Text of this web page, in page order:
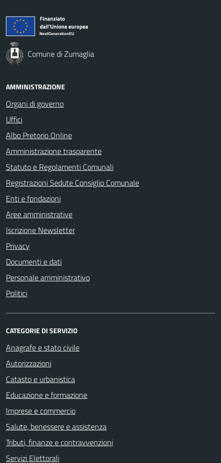
Comune di Zumaglia
AMMINISTRAZIONE
Organi di governo
Uffici
Albo Pretorio Online
Amministrazione trasparente
Statuto e Regolamenti Comunali
Registrazioni Sedute Consiglio Comunale
Enti e fondazioni
Aree amministrative
Iscrizione Newsletter
Privacy
Documenti e dati
Personale amministrativo
Politici
CATEGORIE DI SERVIZIO
Anagrafe e stato civile
Autorizzazioni
Catasto e urbanistica
Educazione e formazione
Imprese e commercio
Salute, benessere e assistenza
Tributi, finanze e contravvenzioni
Servizi Elettorali